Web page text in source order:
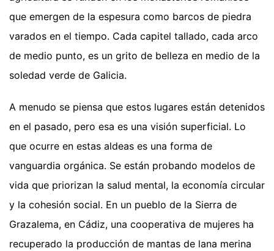
que emergen de la espesura como barcos de piedra
varados en el tiempo. Cada capitel tallado, cada arco
de medio punto, es un grito de belleza en medio de la
soledad verde de Galicia.
A menudo se piensa que estos lugares están detenidos
en el pasado, pero esa es una visión superficial. Lo
que ocurre en estas aldeas es una forma de
vanguardia orgánica. Se están probando modelos de
vida que priorizan la salud mental, la economía circular
y la cohesión social. En un pueblo de la Sierra de
Grazalema, en Cádiz, una cooperativa de mujeres ha
recuperado la producción de mantas de lana merina